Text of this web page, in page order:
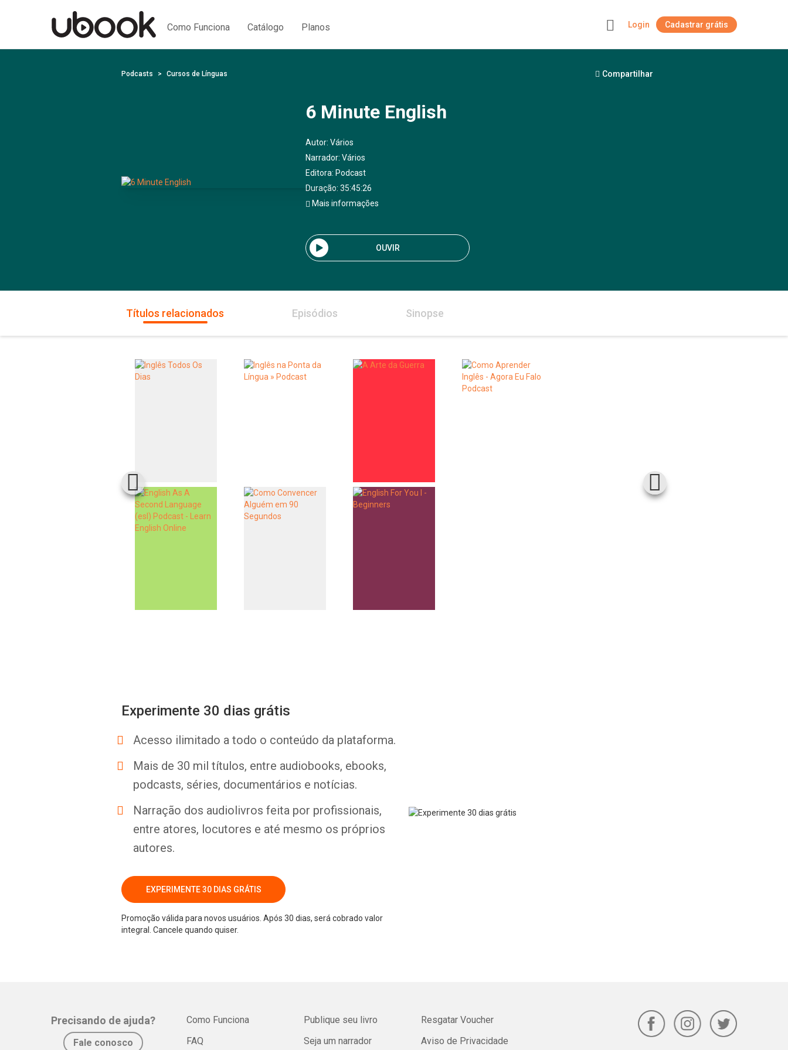
Como Funciona Catálogo Planos Login Cadastrar grátis
Podcasts Cursos de Línguas Compartilhar
6 Minute English
Autor: Vários
Narrador: Vários
Editora: Podcast
Duração: 35:45:26
Mais informações
OUVIR
Títulos relacionados Episódios Sinopse
Experimente 30 dias grátis
Acesso ilimitado a todo o conteúdo da plataforma.
Mais de 30 mil títulos, entre audiobooks, ebooks,
podcasts, séries, documentários e notícias.
Narração dos audiolivros feita por profissionais,
entre atores, locutores e até mesmo os próprios
autores.
EXPERIMENTE 30 DIAS GRÁTIS
Promoção válida para novos usuários. Após 30 dias, será cobrado valor
integral. Cancele quando quiser.
Precisando de ajuda?
Fale conosco
Como Funciona
FAQ
Publique seu livro
Seja um narrador
Resgatar Voucher
Aviso de Privacidade